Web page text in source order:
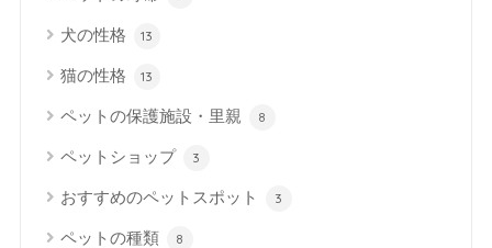
犬の性格 13
猫の性格 13
ペットの保護施設・里親 8
ペットショップ 3
おすすめのペットスポット 3
ペットの種類 8